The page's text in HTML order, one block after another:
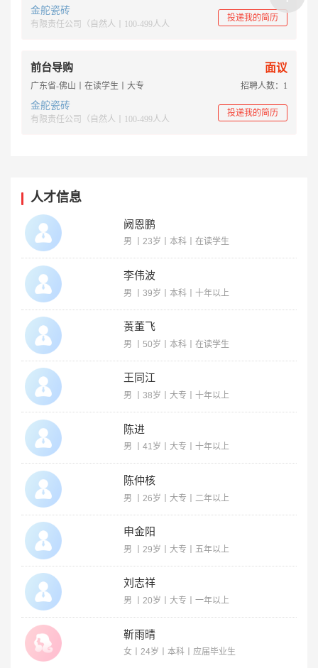
金舵瓷砖
有限责任公司（自然人丨100-499人人
投递我的简历
前台导购 面议
广东省-佛山丨在读学生丨大专 招聘人数：1
金舵瓷砖
有限责任公司（自然人丨100-499人人
投递我的简历
人才信息
阙恩鹏
男 丨23岁丨本科丨在读学生
李伟波
男 丨39岁丨本科丨十年以上
蒉董飞
男 丨50岁丨本科丨在读学生
王同江
男 丨38岁丨大专丨十年以上
陈进
男 丨41岁丨大专丨十年以上
陈仲核
男 丨26岁丨大专丨二年以上
申金阳
男 丨29岁丨大专丨五年以上
刘志祥
男 丨20岁丨大专丨一年以上
靳雨晴
女丨24岁丨本科丨应届毕业生